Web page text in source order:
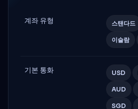
계좌 유형 스탠다드
이슬람
기본 통화 USD
AUD
SGD